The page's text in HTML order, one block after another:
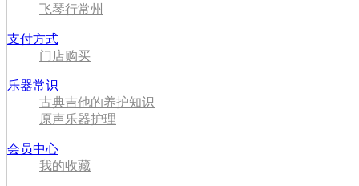
飞琴行常州
支付方式
门店购买
乐器常识
古典吉他的养护知识
原声乐器护理
会员中心
我的收藏